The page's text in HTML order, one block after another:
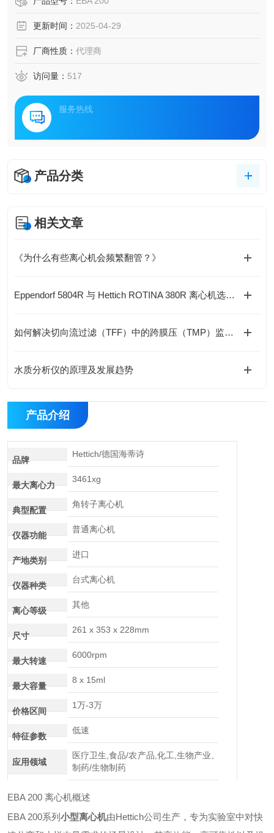
更新时间： 2025-04-29
厂商性质： 代理商
访问量： 517
服务热线
产品分类
相关文章
《为什么有些离心机会频繁翻管？》
Eppendorf 5804R 与 Hettich ROTINA 380R 离心机选型对比与指导
如何解决切向流过滤（TFF）中的跨膜压（TMP）监测难题？
水质分析仪的原理及发展趋势
产品介绍
品牌
Hettich/德国海蒂诗
最大离心力
3461xg
典型配置
角转子离心机
仪器功能
普通离心机
产地类别
进口
仪器种类
台式离心机
离心等级
其他
尺寸
261 x 353 x 228mm
最大转速
6000rpm
最大容量
8 x 15ml
价格区间
1万-3万
特征参数
低速
应用领域
医疗卫生,食品/农产品,化工,生物产业,
制药/生物制药
EBA 200 离心机概述
EBA 200系列 小型离心机由Hettich公司生产，专为实验室中对快